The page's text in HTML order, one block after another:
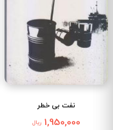
نفت بی خطر
1,950,000 ریال